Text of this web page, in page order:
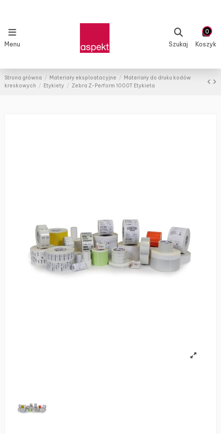
Menu Szukaj
0
Koszyk
Strona główna Materiały eksploatacyjne
Materiały do druku kodów
kreskowych
Etykiety Zebra Z-Perform 1000T Etykieta